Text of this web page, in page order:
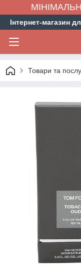
Інтернет-магазин
Товари та